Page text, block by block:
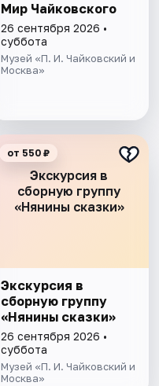
Мир Чайковского
26 сентября 2026 •
суббота
Музей «П. И. Чайковский и
Москва»
Экскурсия в
сборную группу
«Нянины скaзки»
от 550 ₽
Экскурсия в
сборную группу
«Нянины скaзки»
26 сентября 2026 •
суббота
Музей «П. И. Чайковский и
Москва»